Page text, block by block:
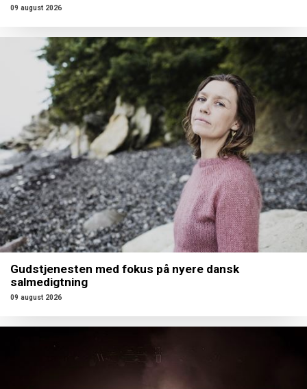
09 august 2026
Gudstjenesten med fokus på nyere dansk
salmedigtning
09 august 2026